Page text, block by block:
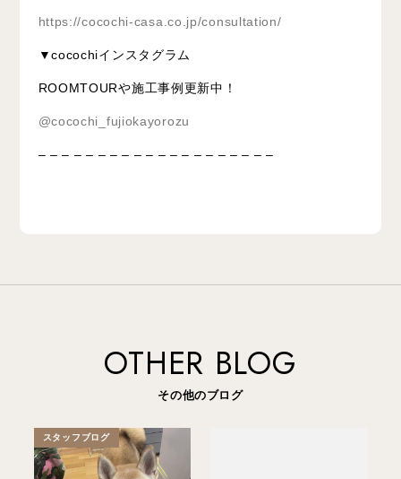
https://cocochi-casa.co.jp/consultation/
▼cocochiインスタグラム
ROOMTOURや施工事例更新中！
@cocochi_fujiokayorozu
– – – – – – – – – – – – – – – – – – – –
OTHER BLOG
その他のブログ
スタッフブログ